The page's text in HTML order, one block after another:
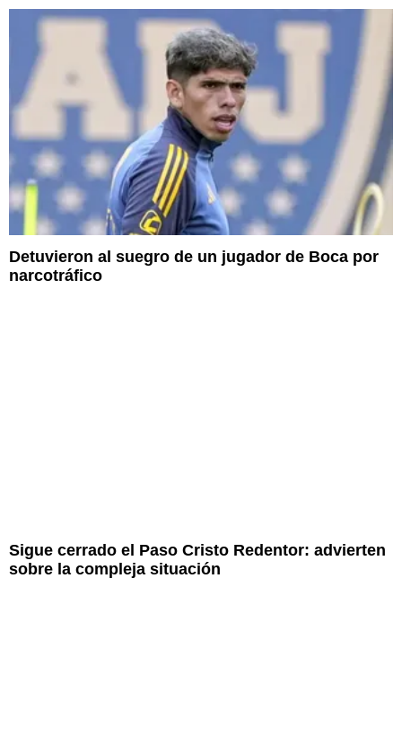
Detuvieron al suegro de un jugador de Boca por
narcotráfico
Sigue cerrado el Paso Cristo Redentor: advierten
sobre la compleja situación